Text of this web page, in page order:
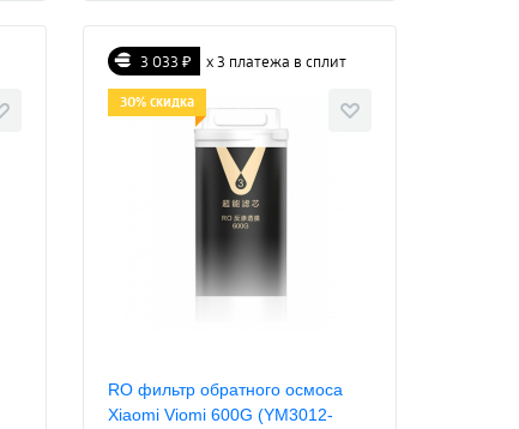
3 033 ₽ х 3 платежа в сплит
30% скидка
RO фильтр обратного осмоса
Xiaomi Viomi 600G (YM3012-